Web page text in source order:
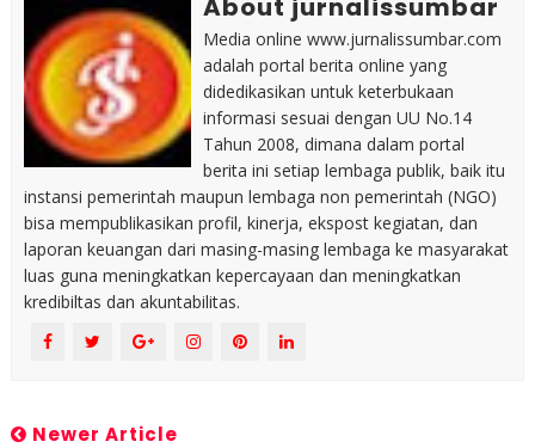
About jurnalissumbar
Media online www.jurnalissumbar.com
adalah portal berita online yang
didedikasikan untuk keterbukaan
informasi sesuai dengan UU No.14
Tahun 2008, dimana dalam portal
berita ini setiap lembaga publik, baik itu
instansi pemerintah maupun lembaga non pemerintah (NGO)
bisa mempublikasikan profil, kinerja, ekspost kegiatan, dan
laporan keuangan dari masing-masing lembaga ke masyarakat
luas guna meningkatkan kepercayaan dan meningkatkan
kredibiltas dan akuntabilitas.
Newer Article